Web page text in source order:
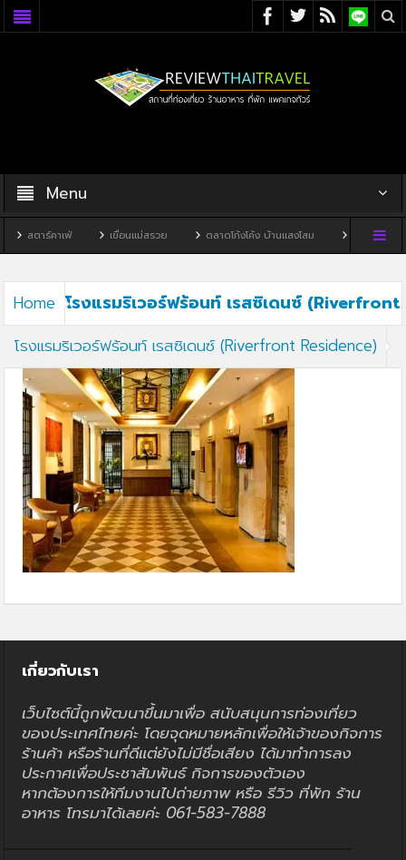
Menu
สตาร์คาเฟ่ เขื่อนแม่สรวย ตลาดโก้งโค้ง บ้านแสงโสม ทิวผาคาเฟ่
Home
โรงแรมริเวอร์ฟร้อนท์ เรสซิเดนซ์ (Riverfront Residence)
โรงแรมริเวอร์ฟร้อนท์ เรสซิเดนซ์ (Riverfront
Residence)5
เกี่ยวกับเรา
เว็บไซต์นี้ถูกพัฒนาขึ้นมาเพื่อ สนับสนุนการท่องเที่ยว
ของประเทศไทยค่ะ โดยจุดหมายหลักเพื่อให้เจ้าของกิจการ
ร้านค้า หรือร้านที่ดีแต่ยังไม่มีชื่อเสียง ได้มาทำการลง
ประกาศเพื่อประชาสัมพันธ์ กิจการของตัวเอง
หากต้องการให้ทีมงานไปถ่ายภาพ หรือ รีวิว ที่พัก ร้าน
อาหาร โทรมาได้เลยค่ะ 061-583-7888